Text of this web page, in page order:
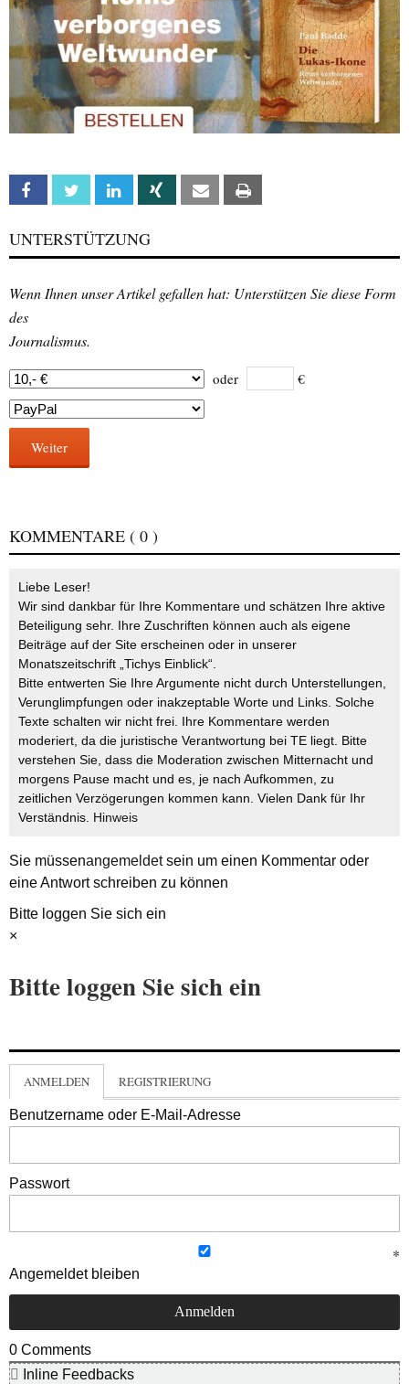
Facebook Twitter Linkedin Xing Email
UNTERSTÜTZUNG
Wenn Ihnen unser Artikel gefallen hat: Unterstützen Sie diese Form
des
Journalismus.
oder €
Weiter
KOMMENTARE ( 0 )
Liebe Leser!
Wir sind dankbar für Ihre Kommentare und schätzen Ihre aktive
Beteiligung sehr. Ihre Zuschriften können auch als eigene
Beiträge auf der Site erscheinen oder in unserer
Monatszeitschrift „Tichys Einblick“.
Bitte entwerten Sie Ihre Argumente nicht durch Unterstellungen,
Verunglimpfungen oder inakzeptable Worte und Links. Solche
Texte schalten wir nicht frei. Ihre Kommentare werden
moderiert, da die juristische Verantwortung bei TE liegt. Bitte
verstehen Sie, dass die Moderation zwischen Mitternacht und
morgens Pause macht und es, je nach Aufkommen, zu
zeitlichen Verzögerungen kommen kann. Vielen Dank für Ihr
Verständnis. Hinweis
Sie müssenangemeldetsein um einen Kommentar oder
eine Antwort schreiben zu können
Bitte loggen Sie sich ein
×
Bitte loggen Sie sich ein
ANMELDEN REGISTRIERUNG
Benutzername oder E-Mail-Adresse
Passwort
Angemeldet bleiben
0 Comments
Inline Feedbacks